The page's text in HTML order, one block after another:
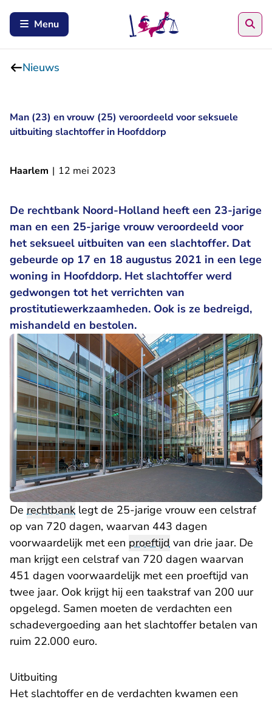
Menu
Nieuws
Man (23) en vrouw (25) veroordeeld voor seksuele
uitbuiting slachtoffer in Hoofddorp
Haarlem | 12 mei 2023
De rechtbank Noord-Holland heeft een 23-jarige
man en een 25-jarige vrouw veroordeeld voor
het seksueel uitbuiten van een slachtoffer. Dat
gebeurde op 17 en 18 augustus 2021 in een lege
woning in Hoofddorp. Het slachtoffer werd
gedwongen tot het verrichten van
prostitutiewerkzaamheden. Ook is ze bedreigd,
mishandeld en bestolen.
De rechtbank legt de 25-jarige vrouw een celstraf
op van 720 dagen, waarvan 443 dagen
voorwaardelijk met een proeftijd van drie jaar. De
man krijgt een celstraf van 720 dagen waarvan
451 dagen voorwaardelijk met een proeftijd van
twee jaar. Ook krijgt hij een taakstraf van 200 uur
opgelegd. Samen moeten de verdachten een
schadevergoeding aan het slachtoffer betalen van
ruim 22.000 euro.
Uitbuiting
Het slachtoffer en de verdachten kwamen een